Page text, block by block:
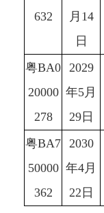
632
月14
日
粤BA0
20000
278
2029
年5月
29日
粤BA7
50000
362
2030
年4月
22日